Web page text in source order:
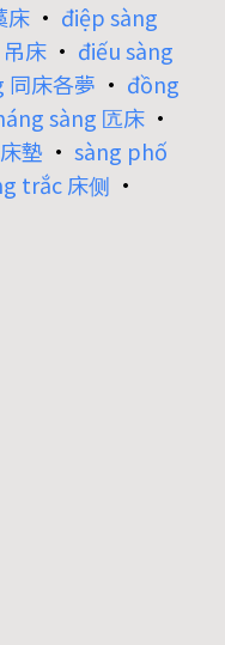
床 • điệp sàng
床 • điếu sàng
床各夢 • đồng
sàng 匟床 •
墊 • sàng phố
trắc 床侧 •